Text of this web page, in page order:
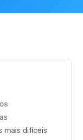
mais difíceis